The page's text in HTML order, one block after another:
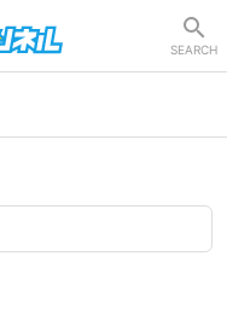
SEARCH